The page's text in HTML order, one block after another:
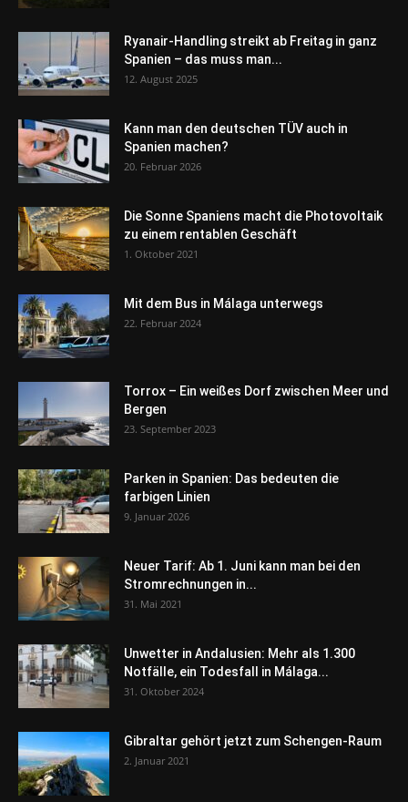
Ryanair-Handling streikt ab Freitag in ganz
Spanien – das muss man...
12. August 2025
Kann man den deutschen TÜV auch in
Spanien machen?
20. Februar 2026
Die Sonne Spaniens macht die Photovoltaik
zu einem rentablen Geschäft
1. Oktober 2021
Mit dem Bus in Málaga unterwegs
22. Februar 2024
Torrox – Ein weißes Dorf zwischen Meer und
Bergen
23. September 2023
Parken in Spanien: Das bedeuten die
farbigen Linien
9. Januar 2026
Neuer Tarif: Ab 1. Juni kann man bei den
Stromrechnungen in...
31. Mai 2021
Unwetter in Andalusien: Mehr als 1.300
Notfälle, ein Todesfall in Málaga...
31. Oktober 2024
Gibraltar gehört jetzt zum Schengen-Raum
2. Januar 2021